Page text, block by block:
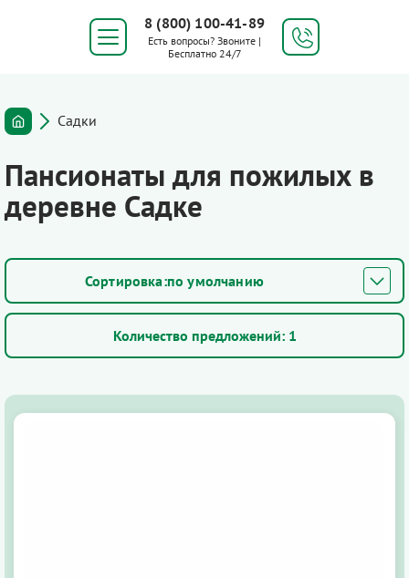
8 (800) 100-41-89
Есть вопросы? Звоните |
Бесплатно 24/7
Садки
Пансионаты для пожилых в
деревне Садке
по умолчанию
Количество предложений: 1